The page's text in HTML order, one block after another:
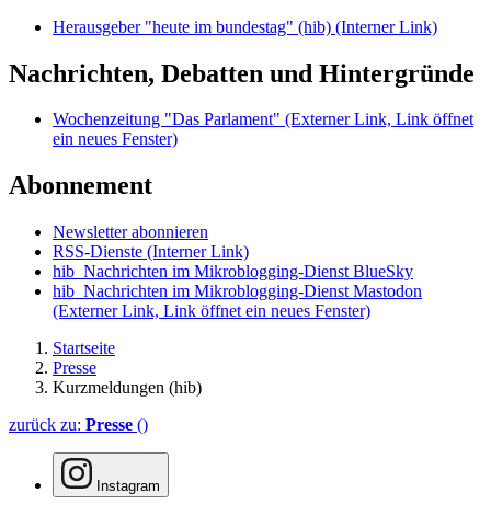
Herausgeber "heute im bundestag" (hib) (Interner Link)
Nachrichten, Debatten und Hintergründe
Wochenzeitung "Das Parlament" (Externer Link, Link öffnet
ein neues Fenster)
Abonnement
Newsletter abonnieren
RSS-Dienste (Interner Link)
hib_Nachrichten im Mikroblogging-Dienst BlueSky
hib_Nachrichten im Mikroblogging-Dienst Mastodon
(Externer Link, Link öffnet ein neues Fenster)
Startseite
Presse
Kurzmeldungen (hib)
zurück zu: Presse ()
Instagram